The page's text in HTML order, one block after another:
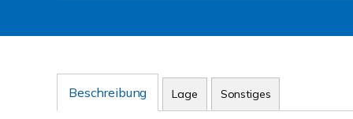
Beschreibung Lage Sonstiges